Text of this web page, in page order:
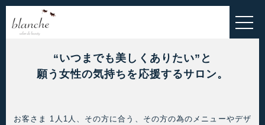
HOME
ESTHETIC MENU
“いつまでも美しくありたい”と
願う女性の気持ちを応援するサロン。
お客さま 1人1人、その方に合う、その方の為のメニューやデザ